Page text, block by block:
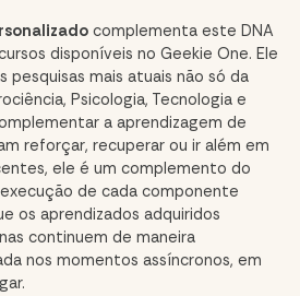
complementa este DNA
disponíveis no Geekie One. Ele
mais atuais não só da
Psicologia, Tecnologia e
a aprendizagem de
reforçar, recuperar ou ir além em
ele é um complemento do
de cada componente
os aprendizados adquiridos
continuem de maneira
nos momentos assíncronos, em